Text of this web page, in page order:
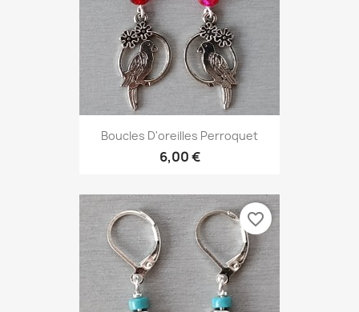
Boucles D'oreilles Perroquet
6,00 €
favorite_border